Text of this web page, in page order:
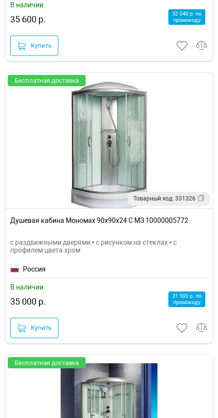
В наличии
35 600 р.
32 040 р. по
промокоду
Купить
Бесплатная доставка
Товарный код: 331326
Душевая кабина Мономах 90x90x24 С МЗ 10000005772
с раздвижными дверями • с рисунком на стеклах • с
профилем цвета хром
Россия
В наличии
35 000 р.
31 500 р. по
промокоду
Купить
Бесплатная доставка